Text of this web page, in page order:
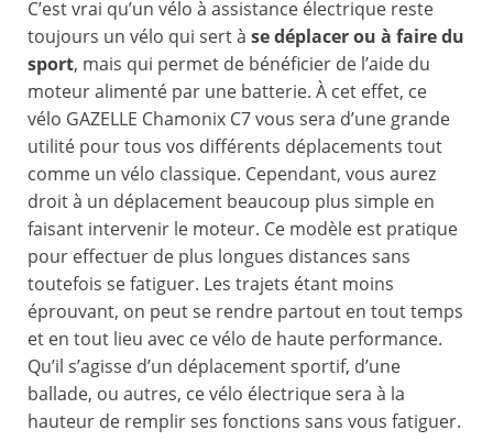
C’est vrai qu’un vélo à assistance électrique reste
toujours un vélo qui sert à se déplacer ou à faire du
sport, mais qui permet de bénéficier de l’aide du
moteur alimenté par une batterie. À cet effet, ce
vélo GAZELLE Chamonix C7 vous sera d’une grande
utilité pour tous vos différents déplacements tout
comme un vélo classique. Cependant, vous aurez
droit à un déplacement beaucoup plus simple en
faisant intervenir le moteur. Ce modèle est pratique
pour effectuer de plus longues distances sans
toutefois se fatiguer. Les trajets étant moins
éprouvant, on peut se rendre partout en tout temps
et en tout lieu avec ce vélo de haute performance.
Qu’il s’agisse d’un déplacement sportif, d’une
ballade, ou autres, ce vélo électrique sera à la
hauteur de remplir ses fonctions sans vous fatiguer.